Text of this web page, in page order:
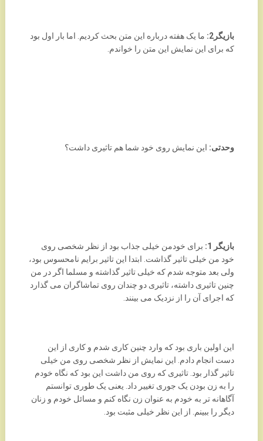
بازیگر2:
ما یک هفته درباره این متن بحث کردیم. اما بار اول بود
که برای این نمایش این متن را خواندم.
وحدتی: این نمایش روی خود شما هم تاثیری داشت؟
بازیگر 1:
برای خودمن خیلی جذاب بود از نظر شخصی روی
خود من خیلی تاثیر گذاشت. ابتدا این تاثیر برایم نامحسوس بود،
ولی بعد متوجه شدم که خیلی تاثیر گذاشته و مسلما اگر در من
چنین تاثیری داشته، تاثیری دو چندان روی تماشاگران می گذارد
که اجرای آن را از نزدیک می بینند.
این اولین باری بود که وارد چنین کاری شدم و کاری از این
دست انجام دادم. این نمایش از نظر شخصی روی من خیلی
تاثیر گذار بود. تاثیری که روی من داشت این بود که نگاه خودم
را به زن بودن یک جوری تغییر داد. یعنی یک طوری توانستم
آگاهانه تر به خودم به عنوان زن نگاه کنم و مسائل خودم و زنان
دیگر را ببینم. از این نظر خیلی مثبت بود.